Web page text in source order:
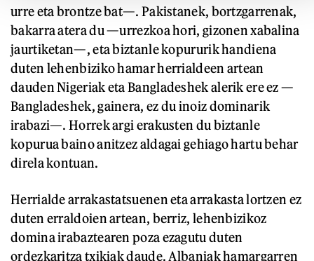
urre eta brontze bat—. Pakistanek, bortzgarrenak,
bakarra atera du —urrezkoa hori, gizonen xabalina
jaurtiketan—, eta biztanle kopururik handiena
duten lehenbiziko hamar herrialdeen artean
dauden Nigeriak eta Bangladeshek alerik ere ez —
Bangladeshek, gainera, ez du inoiz dominarik
irabazi—. Horrek argi erakusten du biztanle
kopurua baino anitzez aldagai gehiago hartu behar
direla kontuan.
Herrialde arrakastatsuenen eta arrakasta lortzen ez
duten erraldoien artean, berriz, lehenbizikoz
domina irabaztearen poza ezagutu duten
ordezkaritza txikiak daude. Albaniak hamargarren